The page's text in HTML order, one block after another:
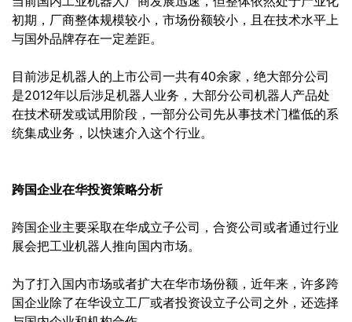
初期，厂商整体规模较小，市场份额较小，且在技术水平上
与国外品牌存在一定差距。
目前涉足机器人的上市公司一共有40余家，绝大部分公司
是2012年以后涉足机器人业务，大部分公司机器人产品处
在技术研发或试用阶段，一部分公司先从事技术门槛低的系
统集成业务，以快速介入这个行业。
跨国企业在华投资策略分析
跨国企业主要采取在华成立子公司，合资公司或者通过行业
展会把工业机器人推向国内市场。
为了打入国内市场或者扩大在华市场份额，近年来，许多跨
国企业除了在华设立工厂或者投资设立子公司之外，还选择